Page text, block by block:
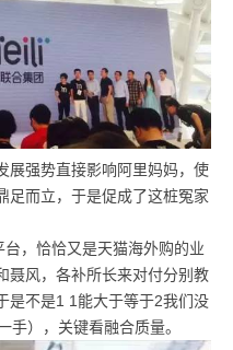
展强势直接影响阿里妈妈，使
足而立，于是促成了这桩冤家
台，恰恰又是天猫海外购的业
聂风，各补所长来对付分别教
是不是1 1能大于等于2我们没
手），关键看融合质量。